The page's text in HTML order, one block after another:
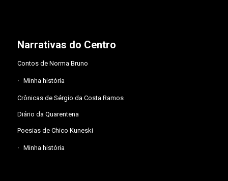
Narrativas do Centro
Contos de Norma Bruno
Minha história
Crônicas de Sérgio da Costa Ramos
Diário da Quarentena
Poesias de Chico Kuneski
Minha história